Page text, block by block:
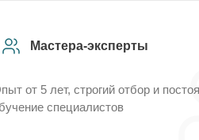
Мастера-эксперты
от 5 лет, строгий отбор и
специалистов